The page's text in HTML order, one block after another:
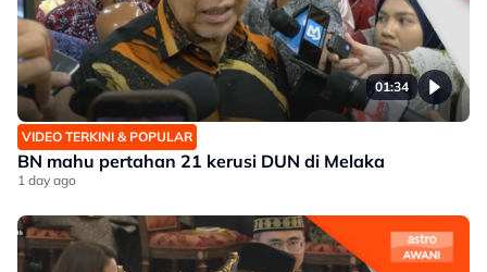
01:34
VIDEO TERKINI & POPULAR
BN mahu pertahan 21 kerusi DUN di Melaka
1 day ago